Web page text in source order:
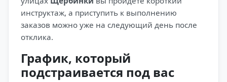
инструктаж, а приступить к выполнению
заказов можно уже на следующий день после
отклика.
График, который
подстраивается под вас